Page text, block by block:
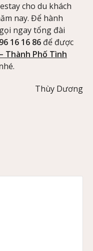
cho du khách
nay. Để hành
ngay tổng đài
16 16 86 để được
Thành Phố Tình
Thùy Dương